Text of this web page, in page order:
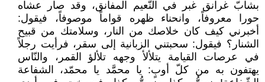
بشابّ غرانق غبر في النّعيم المفانق، وقد صار عشاه
حورا معروفاً، وانحناء ظهره قواماً موصوفاً، فيقول:
أخبرني كيف كان خلاصك من النار، وسلامتك من قبيح
الشنار؟ فيقول: سحبتني الزبانية إلى سقر، فرأيت رجلاً
في عرصات القيامة يتلألأ وجهه تلألؤ القمر، والنّاس
يهتفون به من كلّ أوبٍ: يا محمَّد يا محمّد، الشفاعة